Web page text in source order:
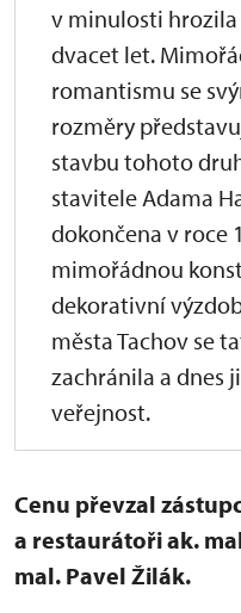
v minulosti
dvacet let.
romantismu se
rozměry
stavbu tohoto
stavitele Adama
dokončena v roce
mimořádnou
dekorativní
města Tachov se
zachránila a dnes
veřejnost.
Cenu převzal
a restaurátoři ak.
mal. Pavel Žilák.